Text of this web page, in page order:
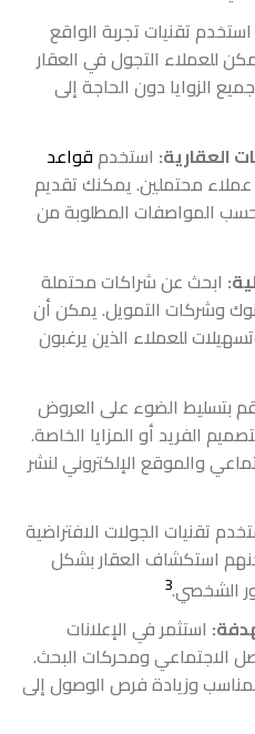
استخدم تقنيات تجربة الواقع
للعملاء التجول في العقار
الزوايا دون الحاجة إلى
العقارية: استخدمقواعد
عملاء محتملين. يمكنك تقديم
المواصفات المطلوبة من
ابحث عن شراكات محتملة
وشركات التمويل. يمكن أن
للعملاء الذين يرغبون
بتسليط الضوء على العروض
الفريد أو المزايا الخاصة.
والموقع الإلكتروني لنشر
تقنيات الجولات الافتراضية
استكشاف العقار بشكل
الشخصي.3
استثمر في الإعلانات
الاجتماعي ومحركات البحث.
وزيادة فرص الوصول إلى